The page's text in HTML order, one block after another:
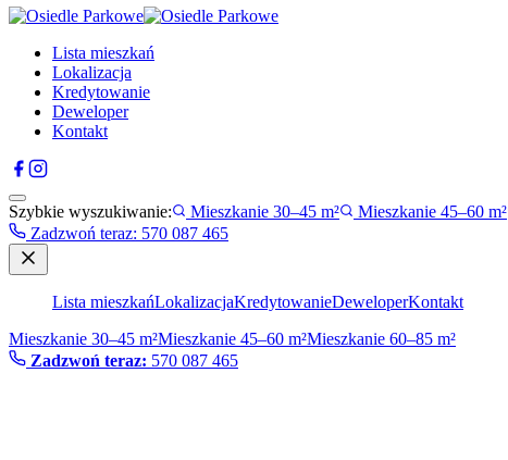
Lista mieszkań
Lokalizacja
Kredytowanie
Deweloper
Kontakt
Szybkie wyszukiwanie: Mieszkanie 30–45 m² Mieszkanie 45–60 m²
Zadzwoń teraz: 570 087 465
Lista mieszkańLokalizacjaKredytowanieDeweloperKontakt
Mieszkanie 30–45 m²Mieszkanie 45–60 m²Mieszkanie 60–85 m²
Zadzwoń teraz: 570 087 465